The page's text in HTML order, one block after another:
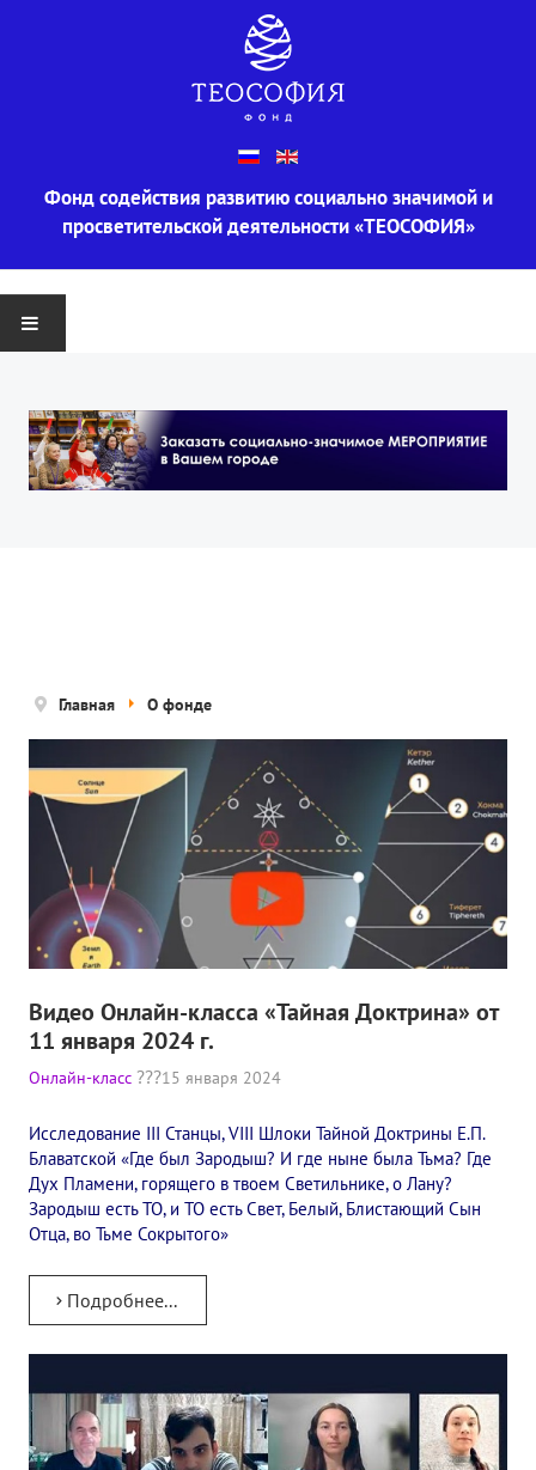
Фонд содействия развитию социально значимой и
просветительской деятельности «ТЕОСОФИЯ»
О ФОНДЕ
Информация
Концепция деятельности
Нам помогают
Публичная оферта
Политика конфиденциальности
ПРОЕКТЫ
🌟 Детский проект «БЕЛЫЕ ЯГУАРЫ»
✔️ Заказать мероприятие
✔️ Заказать книги/журналы
Международный научно-исследовательский Центр, им. Е.П.
Международное теософское издательство «Альбатрос»
Межрегиональные теософские семинары России. Теософский
Международный художественный Конкурс, посвященный Елене
Международный поэтический Конкурс «Елене Петровне
Главная О фонде
Видео Онлайн-класса «Тайная Доктрина» от
11 января 2024 г.
Онлайн-класс 15 января 2024
Исследование III Станцы, VIII Шлоки Тайной Доктрины Е.П.
Блаватской «Где был Зародыш? И где ныне была Тьма? Где
Дух Пламени, горящего в твоем Светильнике, о Лану?
Зародыш есть ТО, и ТО есть Свет, Белый, Блистающий Сын
Отца, во Тьме Сокрытого»
Подробнее...